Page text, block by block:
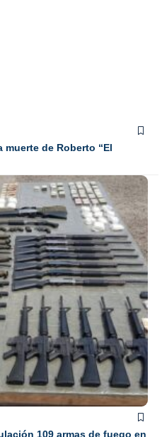
muerte de Roberto “El
109 armas de fuego en